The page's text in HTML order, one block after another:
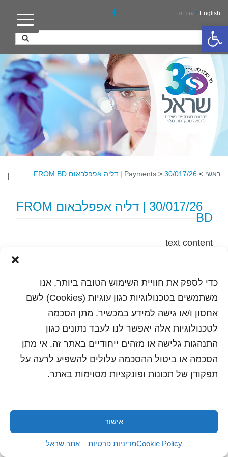
פתח סרגל נגישות
כדי לספק את חוויית השימוש הטובה ביותר, אנו
משתמשים בטכנולוגיות כגון עוגיות (Cookies) לשם
אחסון ו/או גישה למידע במכשיר. מתן הסכמה
לטכנולוגיות אלה יאפשר לנו לעבד נתונים כגון
התנהגות גלישה או מזהים ייחודיים באתר זה. אי מתן
הסכמה או ביטול ההסכמה עלולים להשפיע לרעה על
תפקודן של תכונות ופונקציות מסוימות באתר.
אישור
Cookie Policyמדיניות פרטיות – אתר שראל
English
/ עברית
ראשי >
Payments > 30/017/26 | דליה אפפלבאום FROM BD |
30/017/26 | דליה אפפלבאום FROM
BD
text content
כל הזכויות שמורות לשראל 2018 | עיצוב ותכנות: סטודיו
"היוצרים"